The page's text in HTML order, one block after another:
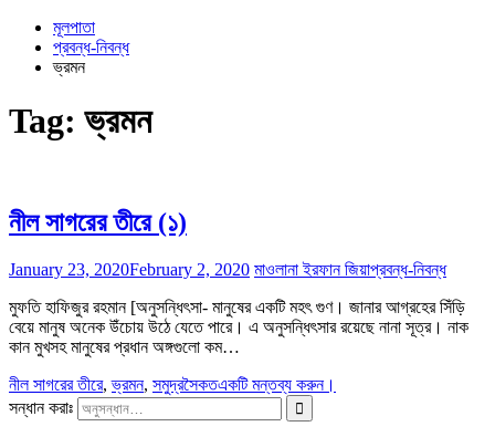
মূলপাতা
প্রবন্ধ-নিবন্ধ
ভ্রমন
Tag:ভ্রমন
নীল সাগরের তীরে (১)
January 23, 2020February 2, 2020 মাওলানা ইরফান জিয়াপ্রবন্ধ-নিবন্ধ
মুফতি হাফিজুর রহমান [অনুসন্ধিৎসা- মানুষের একটি মহৎ গুণ। জানার আগ্রহের সিঁড়ি
বেয়ে মানুষ অনেক উঁচোয় উঠে যেতে পারে। এ অনুসন্ধিৎসার রয়েছে নানা সূত্র। নাক
কান মুখসহ মানুষের প্রধান অঙ্গগুলো কম…
নীল সাগরের তীরে,ভ্রমন, সমুদ্রসৈকতএকটি মন্তব্য করুন।
সন্ধান করাঃ